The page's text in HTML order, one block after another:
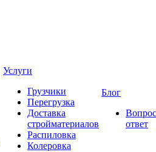
Услуги
Грузчики
Перегрузка
Доставка
стройматериалов
Распиловка
Колеровка
Блог
ответ